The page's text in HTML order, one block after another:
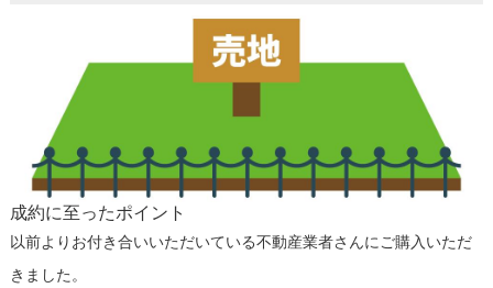
成約に至ったポイント
以前よりお付き合いいただいている不動産業者さんにご購入いただ
きました。